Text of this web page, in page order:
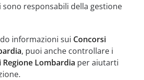
sono responsabili della gestione
informazioni sui Concorsi
, puoi anche controllare i
Regione Lombardia per aiutarti